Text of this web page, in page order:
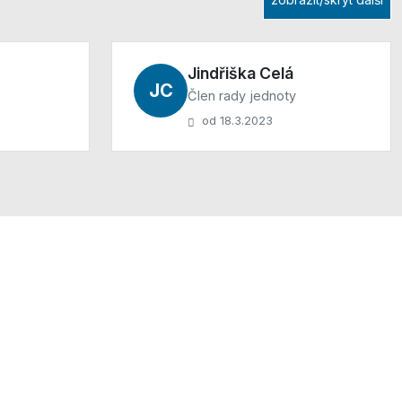
JC
Jindřiška Celá
Člen rady jednoty
od 18.3.2023